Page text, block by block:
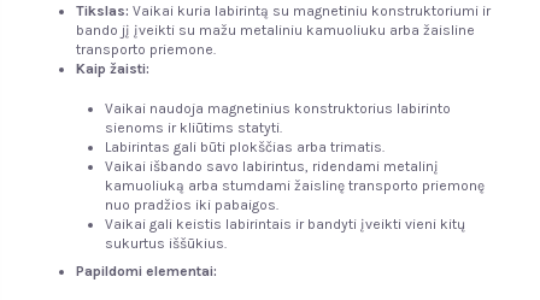
Tikslas: Vaikai kuria labirintą su magnetiniu konstruktoriumi ir
bando jį įveikti su mažu metaliniu kamuoliuku arba žaisline
transporto priemone.
Kaip žaisti:
Vaikai naudoja magnetinius konstruktorius labirinto
sienoms ir kliūtims statyti.
Labirintas gali būti plokščias arba trimatis.
Vaikai išbando savo labirintus, ridendami metalinį
kamuoliuką arba stumdami žaislinę transporto priemonę
nuo pradžios iki pabaigos.
Vaikai gali keistis labirintais ir bandyti įveikti vieni kitų
sukurtus iššūkius.
Papildomi elementai: